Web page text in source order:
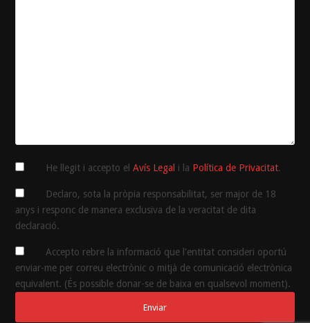
He llegit i accepto el Avís Legal i la Política de Privacitat.
Declaro, sota la pròpia responsabilitat, ser major de 18
anys i responc de manera exclusiva de la veracitat de dita
declaració.
Accepto rebre la informació que l'entitat consideri oportú
enviar-me per correu electrònic o mitjà de comunicació electrònica
equivalent. (És possible donar-se de baixa en qualsevol moment).